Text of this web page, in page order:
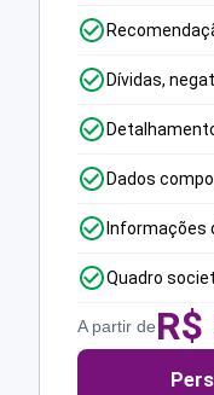
Dívidas,
Dados
Informações
Quadro
A partir deR$